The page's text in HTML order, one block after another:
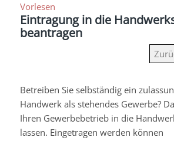
Vorlesen
Eintragung in die
beantragen
Betreiben Sie selbständig ein
Handwerk als stehendes Gewerbe?
Ihren Gewerbebetrieb in die
lassen. Eingetragen werden können